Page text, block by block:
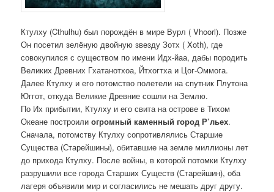
Ктулху (Cthulhu) был порождён в мире Вурл ( Vhoorl). Позже
Он посетил зелёную двойную звезду Зотх ( Xoth), где
совокупился с существом по имени Идх-йаа, дабы породить
Великих Древних Гхатанотхоа, Йтхогтха и Цог-Оммога.
Далее Ктулху и его потомство полетели на спутник Плутона
Юггот, откуда Великие Древние сошли на Землю.
По Их прибытии, Ктулху и его свита на острове в Тихом
Океане построилиогромный каменный город Р’льех.
Сначала, потомству Ктулху сопротивлялись Старшие
Существа (Старейшины), обитавшие на земле миллионы лет
до прихода Ктулху. После войны, в которой потомки Ктулху
разрушили все города Старших Существ (Старейшин), оба
лагеря объявили мир и согласились не мешать друг другу.